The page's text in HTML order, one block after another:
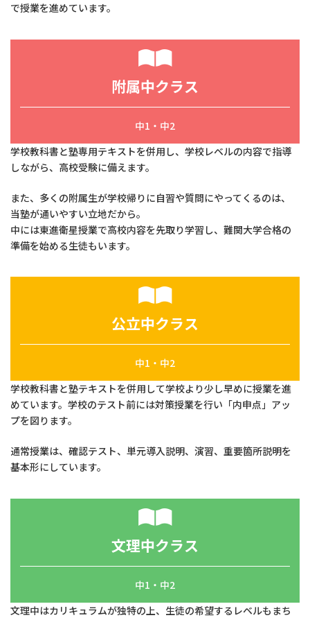
で授業を進めています。
附属中クラス
中1・中2
学校教科書と塾専用テキストを併用し、学校レベルの内容で指導
しながら、高校受験に備えます。
また、多くの附属生が学校帰りに自習や質問にやってくるのは、
当塾が通いやすい立地だから。
中には東進衛星授業で高校内容を先取り学習し、難関大学合格の
準備を始める生徒もいます。
公立中クラス
中1・中2
学校教科書と塾テキストを併用して学校より少し早めに授業を進
めています。学校のテスト前には対策授業を行い「内申点」アッ
プを図ります。
通常授業は、確認テスト、単元導入説明、演習、重要箇所説明を
基本形にしています。
文理中クラス
中1・中2
文理中はカリキュラムが独特の上、生徒の希望するレベルもまち